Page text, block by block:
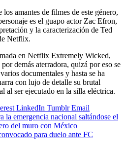
amantes de filmes de este género,
es el guapo actor Zac Efron,
y la caracterización de Ted
Netflix.
en Netflix Extremely Wicked,
demás aterradora, quizá por eso se
documentales y hasta se ha
con lujo de detalle su brutal
al ser ejecutado en la silla eléctrica.
LinkedIn Tumblr Email
la emergencia nacional saltándose el
del muro con México
para duelo ante FC